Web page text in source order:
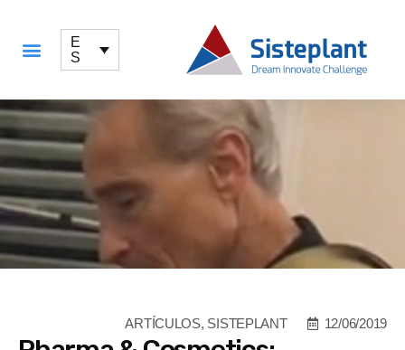
E
S
ARTÍCULOS, SISTEPLANT 12/06/2019